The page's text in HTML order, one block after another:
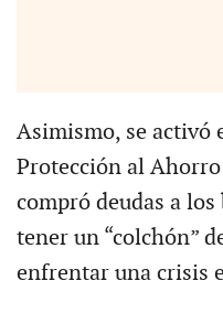
Asimismo, se activó
Protección al
compró deudas a
tener un “colchón”
enfrentar una crisis